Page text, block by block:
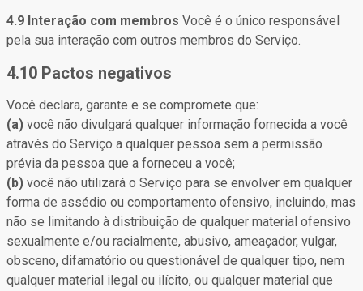
4.9 Interação com membros Você é o único responsável
pela sua interação com outros membros do Serviço.
4.10 Pactos negativos
Você declara, garante e se compromete que:
(a) você não divulgará qualquer informação fornecida a você
através do Serviço a qualquer pessoa sem a permissão
prévia da pessoa que a forneceu a você;
(b) você não utilizará o Serviço para se envolver em qualquer
forma de assédio ou comportamento ofensivo, incluindo, mas
não se limitando à distribuição de qualquer material ofensivo
sexualmente e/ou racialmente, abusivo, ameaçador, vulgar,
obsceno, difamatório ou questionável de qualquer tipo, nem
qualquer material ilegal ou ilícito, ou qualquer material que